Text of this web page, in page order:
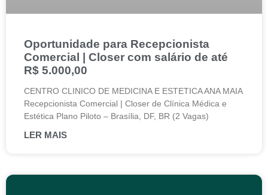
Oportunidade para Recepcionista
Comercial | Closer com salário de até
R$ 5.000,00
CENTRO CLINICO DE MEDICINA E ESTETICA ANA MAIA
Recepcionista Comercial | Closer de Clínica Médica e
Estética Plano Piloto – Brasília, DF, BR (2 Vagas)
LER MAIS